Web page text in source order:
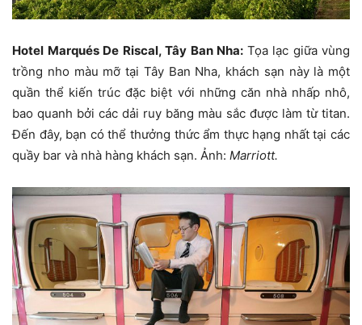
Hotel Marqués De Riscal, Tây Ban Nha: Tọa lạc giữa vùng
trồng nho màu mỡ tại Tây Ban Nha, khách sạn này là một
quần thể kiến trúc đặc biệt với những căn nhà nhấp nhô,
bao quanh bởi các dải ruy băng màu sắc được làm từ titan.
Đến đây, bạn có thể thưởng thức ẩm thực hạng nhất tại các
quầy bar và nhà hàng khách sạn. Ảnh: Marriott.